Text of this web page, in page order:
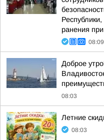
ранения
08:09
Доброе
08:03
Летние
08:03